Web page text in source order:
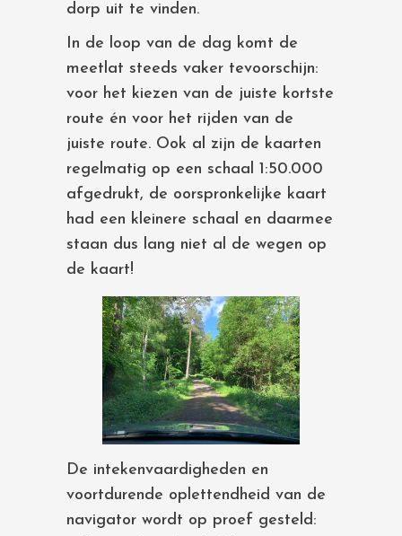
dorp uit te vinden.
In de loop van de dag komt de
meetlat steeds vaker tevoorschijn:
voor het kiezen van de juiste kortste
route én voor het rijden van de
juiste route. Ook al zijn de kaarten
regelmatig op een schaal 1:50.000
afgedrukt, de oorspronkelijke kaart
had een kleinere schaal en daarmee
staan dus lang niet al de wegen op
de kaart!
De intekenvaardigheden en
voortdurende oplettendheid van de
navigator wordt op proef gesteld: